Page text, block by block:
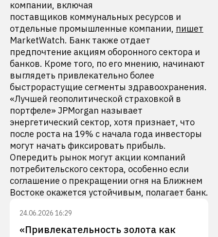
компании, включая
поставщиков коммунальных ресурсов и
отдельные промышленные компании, пишет
MarketWatch. Банк также отдает
предпочтение акциям оборонного сектора и
банков. Кроме того, по его мнению, начинают
выглядеть привлекательно более
быстрорастущие сегменты здравоохранения.
«Лучшей геополитической страховкой в
портфеле» JPMorgan называет
энергетический сектор, хотя признает, что
после роста на 19% с начала года инвесторы
могут начать фиксировать прибыль.
Опередить рынок могут акции компаний
потребительского сектора, особенно если
соглашение о прекращении огня на Ближнем
Востоке окажется устойчивым, полагает банк.
24.06.2026 16:29
«Привлекательность золота как